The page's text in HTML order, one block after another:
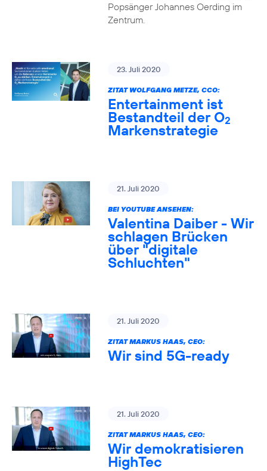
Popsänger Johannes Oerding im
Zentrum.
23. Juli 2020
ZITAT WOLFGANG METZE, CCO:
Entertainment ist
Bestandteil der O2
Markenstrategie
21. Juli 2020
BEI YOUTUBE ANSEHEN:
Valentina Daiber - Wir
schlagen Brücken
über "digitale
Schluchten"
21. Juli 2020
ZITAT MARKUS HAAS, CEO:
Wir sind 5G-ready
21. Juli 2020
ZITAT MARKUS HAAS, CEO:
Wir demokratisieren
HighTec